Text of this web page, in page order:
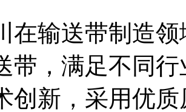
在输送带制造
带，满足不同
创新，采用优